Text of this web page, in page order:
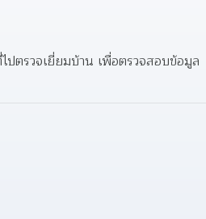
ตรวจเยี่ยมบ้าน เพื่อตรวจสอบข้อมูล